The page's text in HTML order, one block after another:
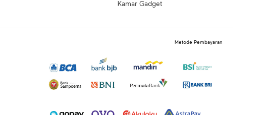
Kamar Gadget
Metode Pembayaran